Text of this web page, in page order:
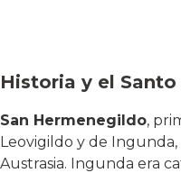
Historia y el Santo
San Hermenegildo,
Leovigildo y de
Austrasia. Ingunda era